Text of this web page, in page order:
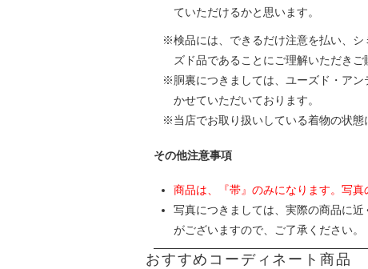
ていただけるかと思います。
検品には、できるだけ注意を払い、
ズド品であることにご理解いただきご
胴裏につきましては、ユーズド・ア
かせていただいております。
当店でお取り扱いしている着物の状態
その他注意事項
商品は、『帯』のみになります。写真
写真につきましては、実際の商品に
がございますので、ご了承ください。
おすすめコーディネート商品